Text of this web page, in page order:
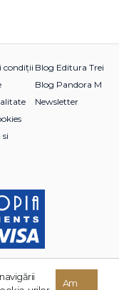
condiții Blog Editura Trei
Blog Pandora M
Newsletter
rezervate.
Am